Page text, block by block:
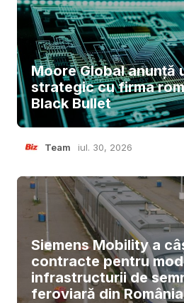
Moore Global anunță
strategic cu firma
Black Bullet
Team iul. 30, 2026
Siemens Mobility a
contracte pentru
infrastructurii de
feroviară din România